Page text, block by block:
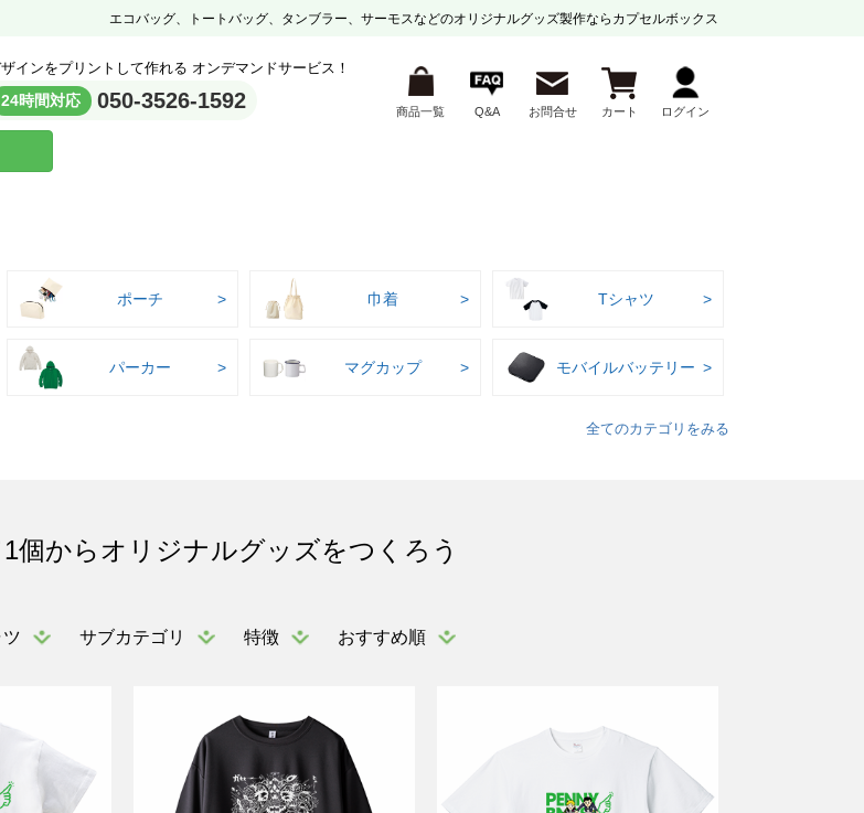
エコバッグ、トートバッグ、タンブラー、サーモスなどのオリジナルグッズ製作ならカプセルボックス
インをプリントして作れる オンデマンドサービス！
24時間対応 050-3526-1592 商品一覧 Q&A お問合せ カート ログイン
ポーチ 巾着 Tシャツ
パーカー マグカップ モバイルバッテリー
全てのカテゴリをみる
個からオリジナルグッズをつくろう
サブカテゴリ 特徴 おすすめ順